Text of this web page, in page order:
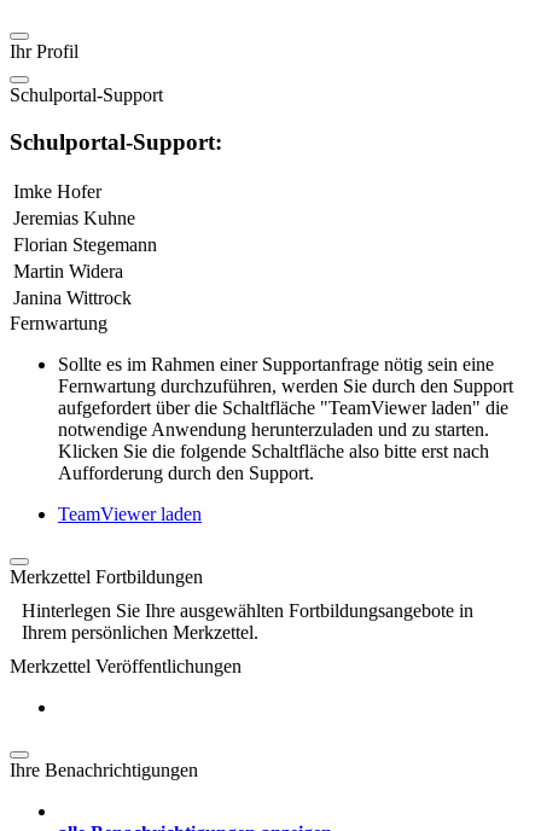
Ihr Profil
Schulportal-Support
Schulportal-Support:
Imke Hofer
Jeremias Kuhne
Florian Stegemann
Martin Widera
Janina Wittrock
Fernwartung
Sollte es im Rahmen einer Supportanfrage nötig sein eine
Fernwartung durchzuführen, werden Sie durch den Support
aufgefordert über die Schaltfläche "TeamViewer laden" die
notwendige Anwendung herunterzuladen und zu starten.
Klicken Sie die folgende Schaltfläche also bitte erst nach
Aufforderung durch den Support.
TeamViewer laden
Merkzettel Fortbildungen
Hinterlegen Sie Ihre ausgewählten Fortbildungsangebote in
Ihrem persönlichen Merkzettel.
Merkzettel Veröffentlichungen
Ihre Benachrichtigungen